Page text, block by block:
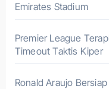
Emirates Stadium
Premier League
Timeout Taktis Kiper
Ronald Araujo